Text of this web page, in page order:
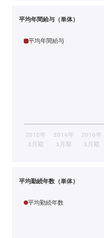
平均年間給与（単体）
平均年間給与
平均勤続年数（単体）
平均勤続年数